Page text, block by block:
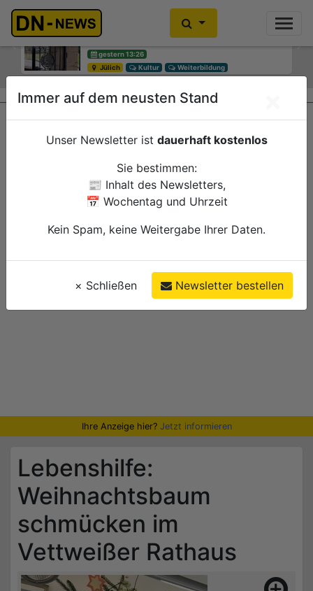
Diskussionen um Villa Buth:
Erinnerungsort oder Abriss?
gestern 13:26
Jülich
Kultur Weiterbildung
Einbrecher im Kleiderschrank
gefunden
gestern 10:30
Düren
Polizei
Previous
Ihre Anzeige hier? Jetzt informieren
Lebenshilfe:
Weihnachtsbaum
schmücken im
Vettweißer Rathaus
Immer auf dem neusten Stand
Unser Newsletter ist dauerhaft kostenlos
Sie bestimmen:
📰 Inhalt des Newsletters,
📅 Wochentag und Uhrzeit
Kein Spam, keine Weitergabe Ihrer Daten.
× Schließen Newsletter bestellen